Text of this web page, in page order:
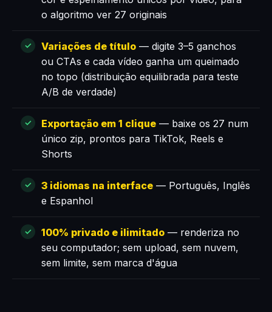
o algoritmo ver 27 originais
Variações de título — digite 3–5 ganchos
ou CTAs e cada vídeo ganha um queimado
no topo (distribuição equilibrada para teste
A/B de verdade)
Exportação em 1 clique — baixe os 27 num
único zip, prontos para TikTok, Reels e
Shorts
3 idiomas na interface — Português, Inglês
e Espanhol
100% privado e ilimitado — renderiza no
seu computador; sem upload, sem nuvem,
sem limite, sem marca d'água